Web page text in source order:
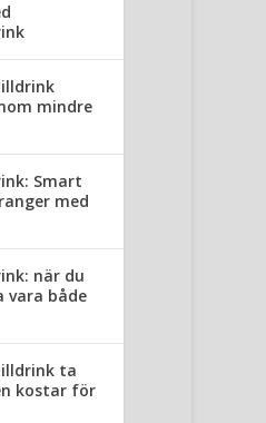
mindre
Smart
med
när du
vara både
ta
kostar för